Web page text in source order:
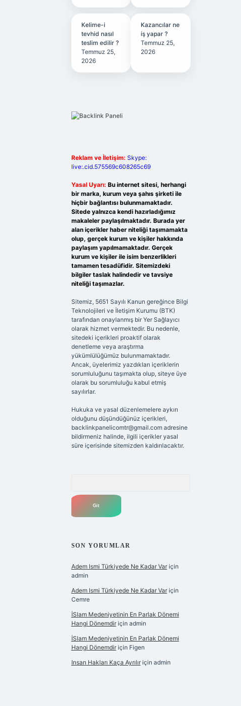
Kelime-i
tevhid nasıl
teslim edilir ?
Temmuz 25,
2026
Kazancılar ne
iş yapar ?
Temmuz 25,
2026
Reklam ve İletişim: Skype:
live:.cid.575569c608265c69
Yasal Uyarı: Bu internet sitesi, herhangi
bir marka, kurum veya şahıs şirketi ile
hiçbir bağlantısı bulunmamaktadır.
Sitede yalnızca kendi hazırladığımız
makaleler paylaşılmaktadır. Burada yer
alan içerikler haber niteliği taşımamakta
olup, gerçek kurum ve kişiler hakkında
paylaşım yapılmamaktadır. Gerçek
kurum ve kişiler ile isim benzerlikleri
tamamen tesadüfidir. Sitemizdeki
bilgiler taslak halindedir ve tavsiye
niteliği taşımazlar.
Sitemiz, 5651 Sayılı Kanun gereğince Bilgi
Teknolojileri ve İletişim Kurumu (BTK)
tarafından onaylanmış bir Yer Sağlayıcı
olarak hizmet vermektedir. Bu nedenle,
sitedeki içerikleri proaktif olarak
denetleme veya araştırma
yükümlülüğümüz bulunmamaktadır.
Ancak, üyelerimiz yazdıkları içeriklerin
sorumluluğunu taşımakta olup, siteye üye
olarak bu sorumluluğu kabul etmiş
sayılırlar.
Hukuka ve yasal düzenlemelere aykırı
olduğunu düşündüğünüz içerikleri,
backlinkpanelicomtr@gmail.comadresine
bildirmeniz halinde, ilgili içerikler yasal
süre içerisinde sitemizden kaldırılacaktır.
SON YORUMLAR
Adem Ismi Türkiyede Ne Kadar Variçin
admin
Adem Ismi Türkiyede Ne Kadar Variçin
Cemre
İSlam Medeniyetinin En Parlak Dönemi
Hangi Dönemdiriçin admin
İSlam Medeniyetinin En Parlak Dönemi
Hangi Dönemdiriçin Figen
Insan Hakları Kaça Ayrılıriçin admin